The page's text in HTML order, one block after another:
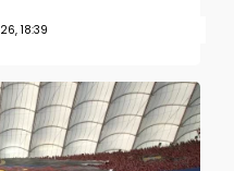
18:39